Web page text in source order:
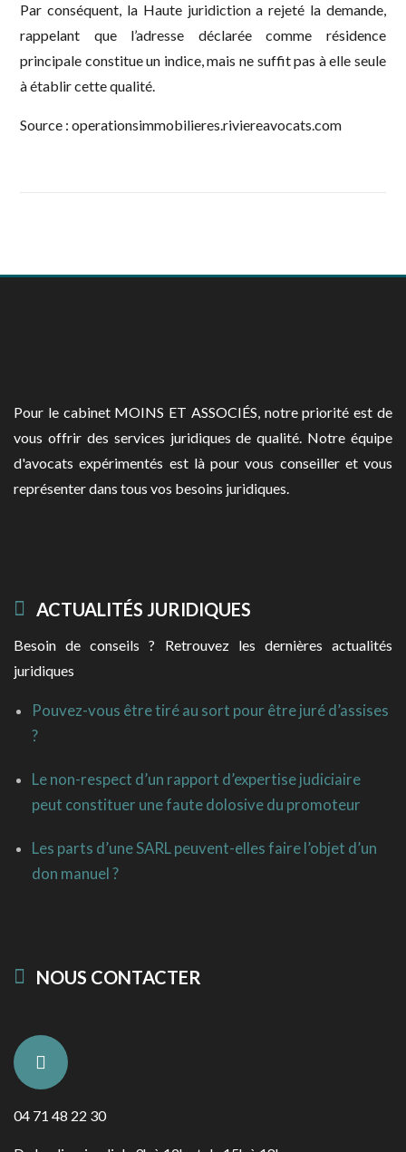
Par conséquent, la Haute juridiction a rejeté la demande,
rappelant que l’adresse déclarée comme résidence
principale constitue un indice, mais ne suffit pas à elle seule
à établir cette qualité.
Source : operationsimmobilieres.riviereavocats.com
Pour le cabinet MOINS ET ASSOCIÉS, notre priorité est de
vous offrir des services juridiques de qualité. Notre équipe
d'avocats expérimentés est là pour vous conseiller et vous
représenter dans tous vos besoins juridiques.
ACTUALITÉS JURIDIQUES
Besoin de conseils ? Retrouvez les dernières actualités
juridiques
Pouvez-vous être tiré au sort pour être juré d’assises
?
Le non-respect d’un rapport d’expertise judiciaire
peut constituer une faute dolosive du promoteur
Les parts d’une SARL peuvent-elles faire l’objet d’un
don manuel ?
NOUS CONTACTER
04 71 48 22 30